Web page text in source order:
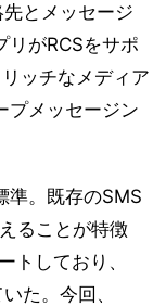
とメッセージ
リがRCSをサポ
ッチなメディア
プメッセージン
準。既存のSMS
ることが特徴
トしており、
た。今回、